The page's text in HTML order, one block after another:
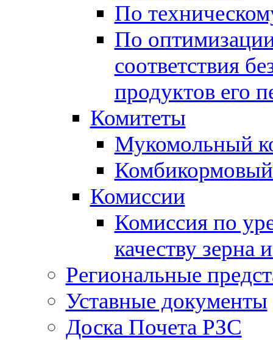
По
По
соответствия
продуктов его
Комитеты
Мукомольный
Комиссии
Комиссия по
качеству зерна
Региональные
Уставные документы
Доска Почета РЗС